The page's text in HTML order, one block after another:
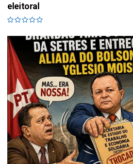
eleitoral